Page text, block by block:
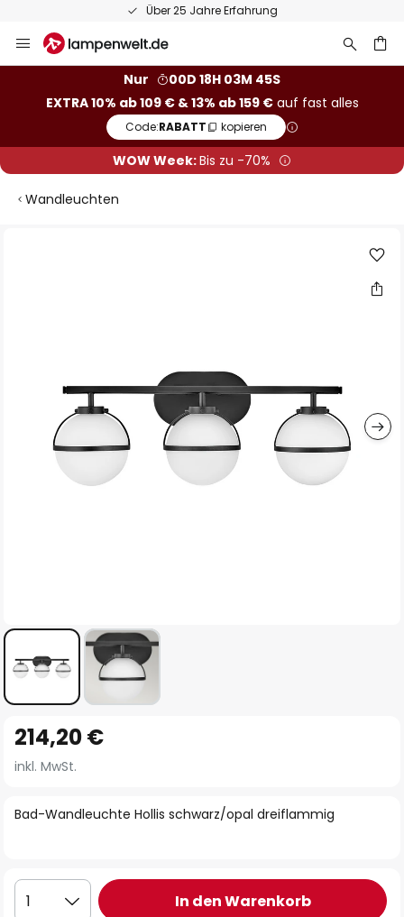
Über 25 Jahre Erfahrung
Inhalt
Nur
00D 18H 03M 45S
EXTRA 10% ab 109 € & 13% ab 159 €auf fast alles
Code:RABATT kopieren
WOW Week:Bis zu -70%
Wandleuchten
Anfang
der
springen
Bad-Wandleuchte Hollis schwarz/opal dreiflammig
214,20 €
inkl. MwSt.
1 In den Warenkorb